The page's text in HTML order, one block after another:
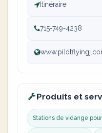
Itinéraire
715-749-4238
Produits et
Stations de vidange pour